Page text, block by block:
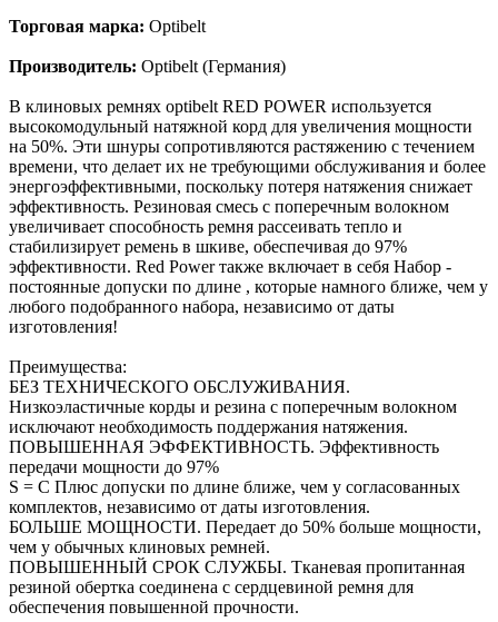
Торговая марка: Optibelt
Производитель: Optibelt (Германия)
В клиновых ремнях optibelt RED POWER используется
высокомодульный натяжной корд для увеличения мощности
на 50%. Эти шнуры сопротивляются растяжению с течением
времени, что делает их не требующими обслуживания и более
энергоэффективными, поскольку потеря натяжения снижает
эффективность. Резиновая смесь с поперечным волокном
увеличивает способность ремня рассеивать тепло и
стабилизирует ремень в шкиве, обеспечивая до 97%
эффективности. Red Power также включает в себя Набор -
постоянные допуски по длине , которые намного ближе, чем у
любого подобранного набора, независимо от даты
изготовления!
Преимущества:
БЕЗ ТЕХНИЧЕСКОГО ОБСЛУЖИВАНИЯ.
Низкоэластичные корды и резина с поперечным волокном
исключают необходимость поддержания натяжения.
ПОВЫШЕННАЯ ЭФФЕКТИВНОСТЬ. Эффективность
передачи мощности до 97%
S = C Плюс допуски по длине ближе, чем у согласованных
комплектов, независимо от даты изготовления.
БОЛЬШЕ МОЩНОСТИ. Передает до 50% больше мощности,
чем у обычных клиновых ремней.
ПОВЫШЕННЫЙ СРОК СЛУЖБЫ. Тканевая пропитанная
резиной обертка соединена с сердцевиной ремня для
обеспечения повышенной прочности.